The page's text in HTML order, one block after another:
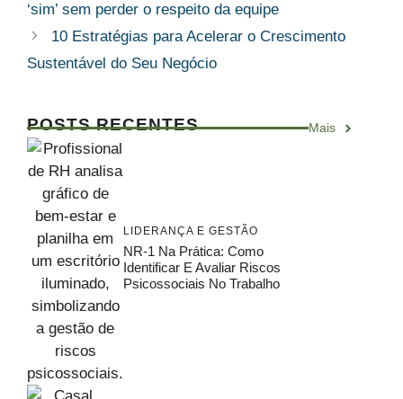
‘sim’ sem perder o respeito da equipe
10 Estratégias para Acelerar o Crescimento
Sustentável do Seu Negócio
POSTS RECENTES Mais
LIDERANÇA E GESTÃO
NR-1 Na Prática: Como
Identificar E Avaliar Riscos
Psicossociais No Trabalho